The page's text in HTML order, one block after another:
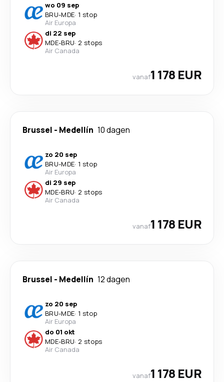
wo 09 sep
BRU-MDE· 1 stop
Air Europa
di 22 sep
MDE-BRU· 2 stops
Air Canada
vanaf1 178 EUR
Brussel - Medellín 10 dagen
zo 20 sep
BRU-MDE· 1 stop
Air Europa
di 29 sep
MDE-BRU· 2 stops
Air Canada
vanaf1 178 EUR
Brussel - Medellín 12 dagen
zo 20 sep
BRU-MDE· 1 stop
Air Europa
do 01 okt
MDE-BRU· 2 stops
Air Canada
vanaf1 178 EUR